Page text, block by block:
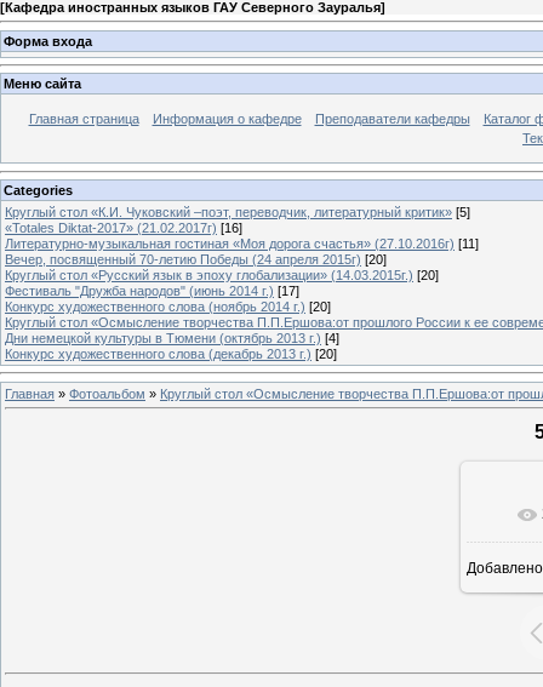
[Кафедра иностранных языков ГАУ Северного Зауралья]
Форма входа
Меню сайта
Главная страница Информация о кафедре Преподаватели кафедры
Каталог
Categories
Круглый стол «К.И. Чуковский –поэт, переводчик, литературный критик» [5]
«Totales Diktat-2017» (21.02.2017г) [16]
Литературно-музыкальная гостиная «Моя дорога счастья» (27.10.2016г) [11]
Вечер, посвященный 70-летию Победы (24 апреля 2015г) [20]
Круглый стол «Русский язык в эпоху глобализации» (14.03.2015г.) [20]
Фестиваль "Дружба народов" (июнь 2014 г.) [17]
Конкурс художественного слова (ноябрь 2014 г.) [20]
Круглый стол «Осмысление творчества П.П.Ершова:от прошлого России к ее
Дни немецкой культуры в Тюмени (октябрь 2013 г.) [4]
Конкурс художественного слова (декабрь 2013 г.) [20]
Главная » Фотоальбом » Круглый стол «Осмысление творчества П.П.Ершова:от
В
Добавлено